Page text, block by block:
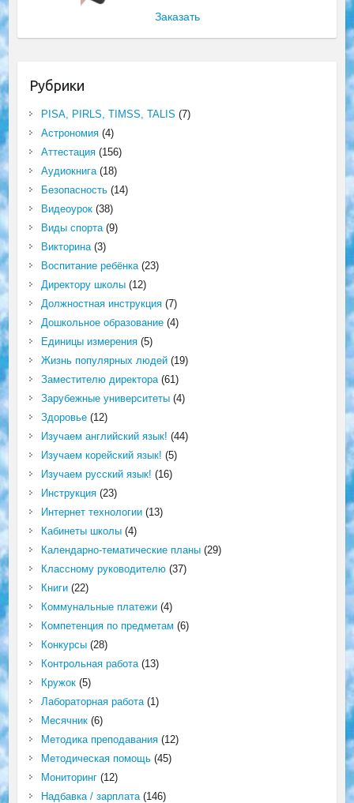
Заказать
Рубрики
PISA, PIRLS, TIMSS, TALIS (7)
Астрономия(4)
Аттестация(156)
Аудиокнига(18)
Безопасность(14)
Видеоурок(38)
Виды спорта(9)
Викторина(3)
Воспитание ребёнка(23)
Директору школы(12)
Должностная инструкция(7)
Дошкольное образование(4)
Единицы измерения(5)
Жизнь популярных людей(19)
Заместителю директора(61)
Зарубежные университеты(4)
Здоровье(12)
Изучаем английский язык! (44)
Изучаем корейский язык! (5)
Изучаем русский язык! (16)
Инструкция(23)
Интернет технологии(13)
Кабинеты школы(4)
Календарно-тематические планы(29)
Классному руководителю(37)
Книги(22)
Коммунальные платежи(4)
Компетенция по предметам (6)
Конкурсы(28)
Контрольная работа(13)
Кружок(5)
Лабораторная работа(1)
Месячник(6)
Методика преподавания(12)
Методическая помощь(45)
Мониторинг(12)
Надбавка / зарплата(146)